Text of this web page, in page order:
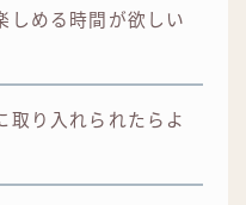
める時間が欲しい
り入れられたらよ